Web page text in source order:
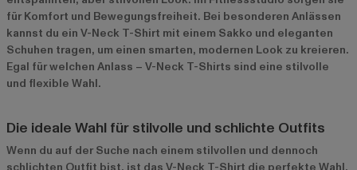
für Komfort und Bewegungsfreiheit. Bei besonderen Anlässen
kannst du ein V-Neck T-Shirt mit einem Sakko und eleganten
Schuhen tragen, um einen smarten, modernen Look zu kreieren.
Egal für welchen Anlass – V-Neck T-Shirts sind eine stilvolle
und flexible Wahl.
Die ideale Wahl für stilvolle und schlichte Outfits
Wenn du auf der Suche nach einem stilvollen und dennoch